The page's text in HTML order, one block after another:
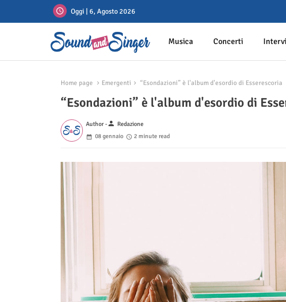
Oggi | 6, Agosto 2026
Musica Concerti
Home page Emergenti “Esondazioni” è l'album d'esordio di Esserescoria
“Esondazioni” è l'album d'esordio di
Author -person Redazione
08 gennaio
2 minute read